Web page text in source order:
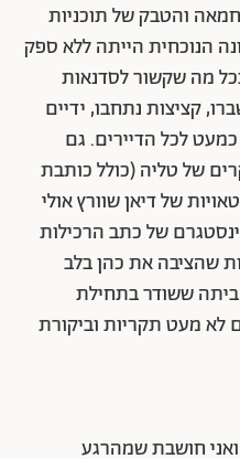
והטבק של תוכניות
הנוכחית הייתה ללא ספק
מה שקשור לסדנאות
קציצות נתחבו, ידיים
לכל הדיירים. גם
של טליה (כולל כותבת
של דיאן שוורץ אולי
של כתב הרכילות
שהציבה את כהן בלב
ששודר בתחילת
לא מעט תקריות וביקורת
חושבת שמהרגע